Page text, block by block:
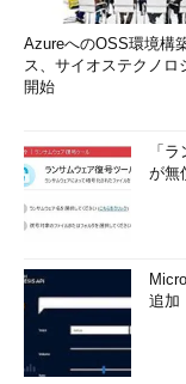
AzureへのOSS環境構
ス、サイオステクノロ
開始
「
が無
追加